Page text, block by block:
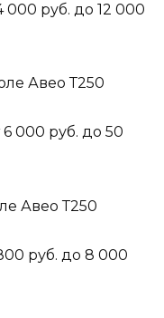
000 руб. до 12 000
Авео Т250
000 руб. до 50
Авео Т250
руб. до 8 000